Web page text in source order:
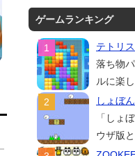
ゲームランキング
テトリ
落ち物
ルに楽
しょぼ
「しょ
ウザ版